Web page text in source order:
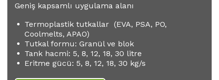
Geniş kapsamlı uygulama alanı
Termoplastik tutkallar (EVA, PSA, PO,
Coolmelts, APAO)
Tutkal formu: Granül ve blok
Tank hacmi: 5, 8, 12, 18, 30 litre
Eritme gücü: 5, 8, 12, 18, 30 kg/s